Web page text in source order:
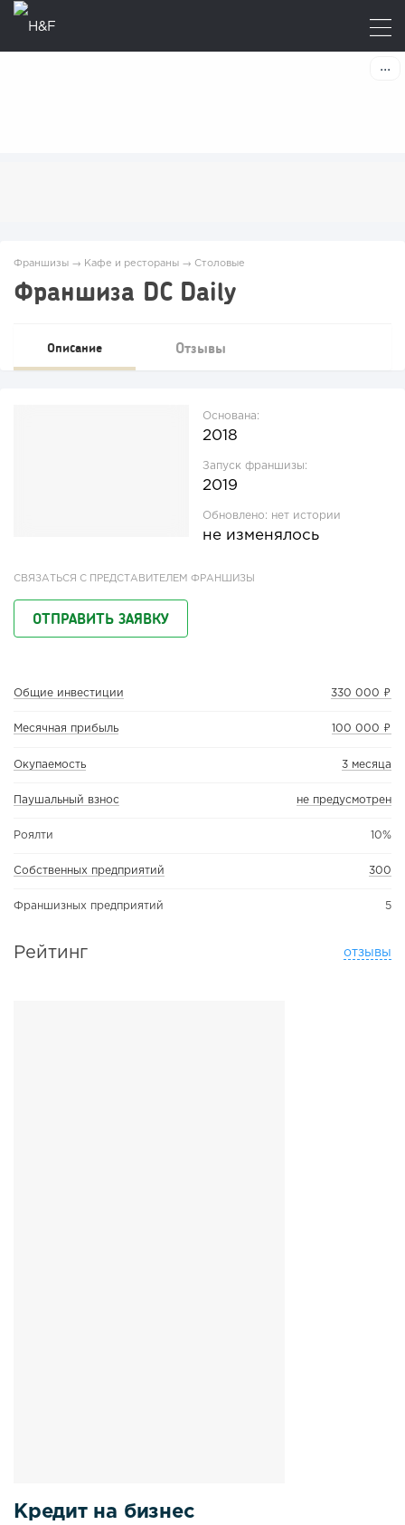
Франшизы → Кафе и рестораны → Столовые
Франшиза DC Daily
Описание Отзывы
Основана:
2018
Запуск франшизы:
2019
Обновлено: нет истории
не изменялось
СВЯЗАТЬСЯ С ПРЕДСТАВИТЕЛЕМ ФРАНШИЗЫ
ОТПРАВИТЬ ЗАЯВКУ
Общие инвестиции 330 000 ₽
Месячная прибыль 100 000 ₽
Окупаемость 3 месяца
Паушальный взнос не предусмотрен
Роялти 10%
Собственных предприятий 300
Франшизных предприятий 5
Рейтинг отзывы
Кредит на бизнес